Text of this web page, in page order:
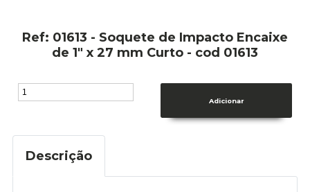
Ref: 01613 - Soquete de Impacto Encaixe
de 1" x 27 mm Curto - cod 01613
Descrição